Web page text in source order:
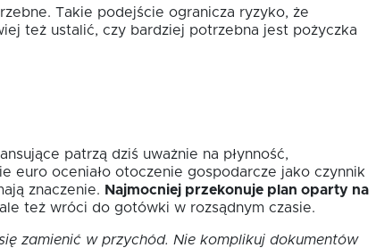
Takie podejście ogranicza ryzyko, że
też ustalić, czy bardziej potrzebna jest pożyczka
patrzą dziś uważnie na płynność,
euro oceniało otoczenie gospodarcze jako czynnik
znaczenie. Najmocniej przekonuje plan oparty na
też wróci do gotówki w rozsądnym czasie.
zamienić w przychód. Nie komplikuj dokumentów